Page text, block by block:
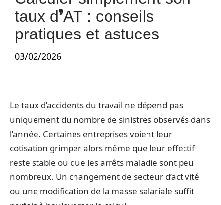
taux d’AT : conseils
pratiques et astuces
03/02/2026
Le taux d’accidents du travail ne dépend pas
uniquement du nombre de sinistres observés dans
l’année. Certaines entreprises voient leur
cotisation grimper alors même que leur effectif
reste stable ou que les arrêts maladie sont peu
nombreux. Un changement de secteur d’activité
ou une modification de la masse salariale suffit